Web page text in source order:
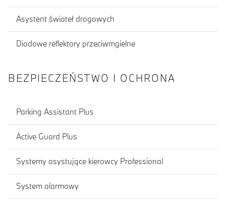
Asystent świateł drogowych
Diodowe reflektory przeciwmgielne
BEZPIECZEŃSTWO I OCHRONA
Parking Assistant Plus
Active Guard Plus
Systemy asystujące kierowcy Professional
System alarmowy